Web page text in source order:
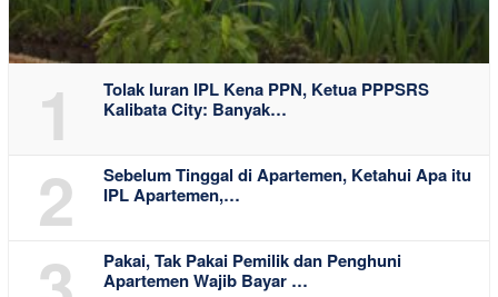
1
Tolak Iuran IPL Kena PPN, Ketua PPPSRS
Kalibata City: Banyak…
2
Sebelum Tinggal di Apartemen, Ketahui Apa itu
IPL Apartemen,…
Pakai, Tak Pakai Pemilik dan Penghuni
Apartemen Wajib Bayar …